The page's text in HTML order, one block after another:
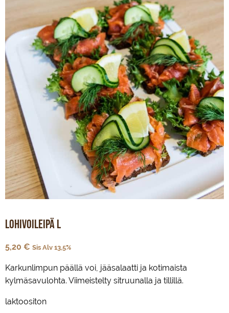
Lohivoileipä L
5,20 € Sis Alv 13,5%
Karkunlimpun päällä voi, jääsalaatti ja kotimaista
kylmäsavulohta. Viimeistelty sitruunalla ja tillillä.
laktoositon